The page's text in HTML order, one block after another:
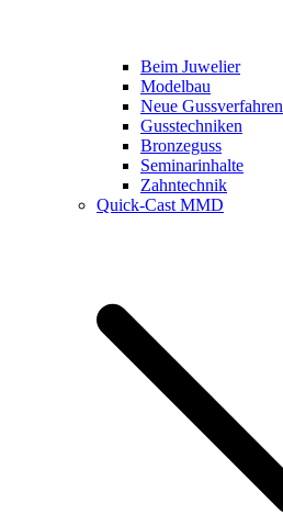
Beim Juwelier
Modelbau
Neue Gussverfahren
Gusstechniken
Bronzeguss
Seminarinhalte
Zahntechnik
Quick-Cast MMD